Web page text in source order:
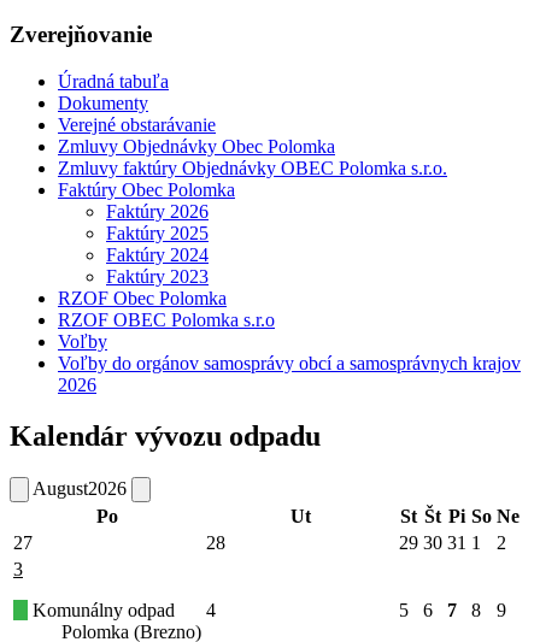
Zverejňovanie
Úradná tabuľa
Dokumenty
Verejné obstarávanie
Zmluvy Objednávky Obec Polomka
Zmluvy faktúry Objednávky OBEC Polomka s.r.o.
Faktúry Obec Polomka
Faktúry 2026
Faktúry 2025
Faktúry 2024
Faktúry 2023
RZOF Obec Polomka
RZOF OBEC Polomka s.r.o
Voľby
Voľby do orgánov samosprávy obcí a samosprávnych krajov
2026
Kalendár vývozu odpadu
August2026
Po
Ut St Št Pi So Ne
27
28 29 30 31 1
2
3
Komunálny odpad
Polomka (Brezno)
4 5 6 7 8 9